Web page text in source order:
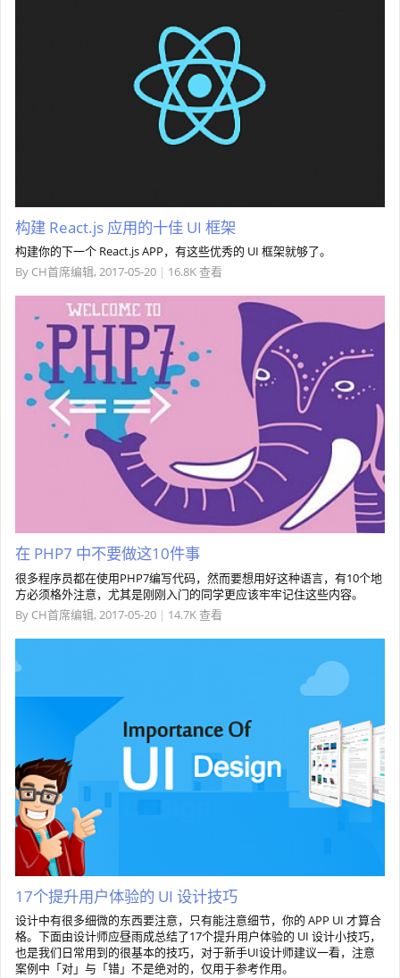
构建 React.js 应用的十佳 UI 框架
构建你的下一个 React.js APP，有这些优秀的 UI 框架就够了。
By CH首席编辑, 2017-05-20 | 16.8K 查看
在 PHP7 中不要做这10件事
很多程序员都在使用PHP7编写代码，然而要想用好这种语言，有10个地
方必须格外注意，尤其是刚刚入门的同学更应该牢牢记住这些内容。
By CH首席编辑, 2017-05-20 | 14.7K 查看
17个提升用户体验的 UI 设计技巧
设计中有很多细微的东西要注意，只有能注意细节，你的 APP UI 才算合
格。下面由设计师应昼雨成总结了17个提升用户体验的 UI 设计小技巧，
也是我们日常用到的很基本的技巧，对于新手UI设计师建议一看，注意
案例中「对」与「错」不是绝对的，仅用于参考作用。